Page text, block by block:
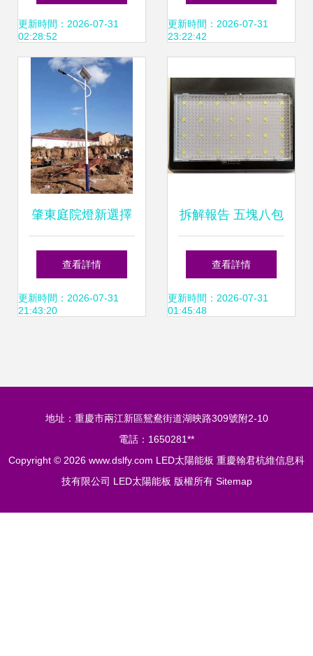
應用與選擇指南
更新時間：2026-07-31
02:28:52
革新設計與高效能
更新時間：2026-07-31
23:22:42
肇東庭院燈新選擇
風光互補LED路燈
的卓越性能與優質
查看詳情
更新時間：2026-07-31
21:43:20
拆解報告 五塊八包
郵的28LED天黑常
亮太陽能壁燈，探
查看詳情
更新時間：2026-07-31
01:45:48
地址：重慶市兩江新區鴛鴦街道湖映路309號附2-10
電話：1650281**
Copyright © 2026 www.dslfy.com LED太陽能板 重慶翰君杭維信息科
技有限公司 LED太陽能板 版權所有 Sitemap